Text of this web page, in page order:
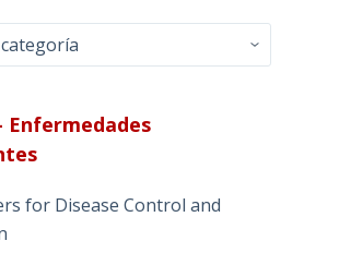
Enfermedades
for Disease Control and